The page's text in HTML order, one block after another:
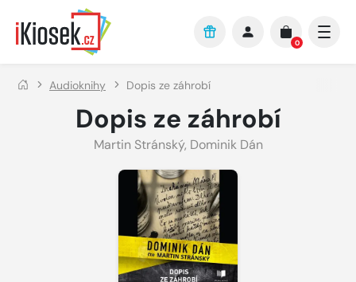
Přejít na hlavní obsah
0
Audioknihy Dopis ze záhrobí
Dopis ze záhrobí
Martin Stránský, Dominik Dán